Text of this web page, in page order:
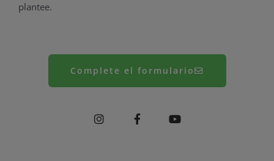
plantee.
Complete el formulario
n
s
a
c
o
u